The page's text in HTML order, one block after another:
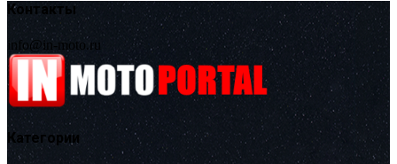
Контакты
info@in-moto.ru
Категории